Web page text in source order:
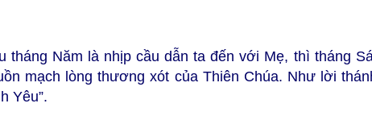
tháng Năm là nhịp cầu dẫn ta đến với Mẹ, thì tháng
mạch lòng thương xót của Thiên Chúa. Như lời
Yêu”.